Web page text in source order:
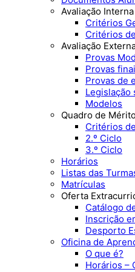
Avaliação Interna
Critérios
Critérios
Avaliação
Provas
Provas
Provas de
Legislação
Modelos
Quadro de
Critérios
2.º Ciclo
3.º Ciclo
Horários
Listas das
Matrículas
Oferta
Catálogo
Inscrição
Desporto
Oficina de
O que é?
Horários –